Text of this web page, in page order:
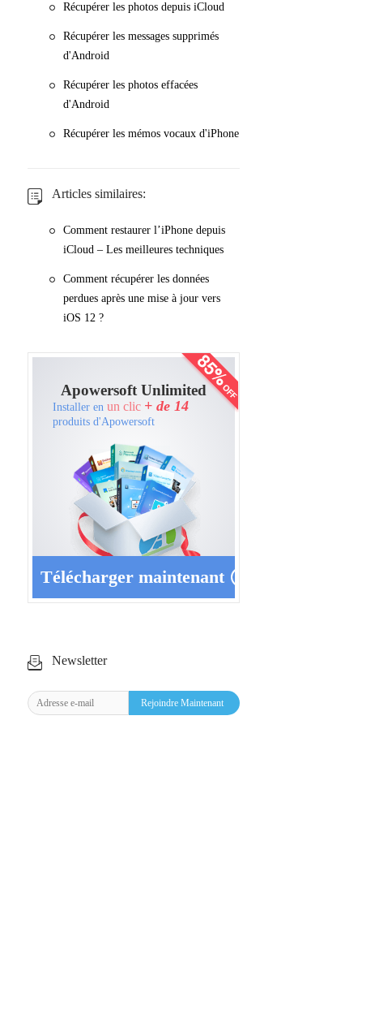
Récupérer les photos depuis iCloud
Récupérer les messages supprimés
d'Android
Récupérer les photos effacées
d'Android
Récupérer les mémos vocaux d'iPhone
Articles similaires:
Comment restaurer l’iPhone depuis
iCloud – Les meilleures techniques
Comment récupérer les données
perdues après une mise à jour vers
iOS 12 ?
Télécharger maintenant
Apowersoft Unlimited
Installer en un clic + de 14
produits d'Apowersoft
Newsletter
Rejoindre Maintenant